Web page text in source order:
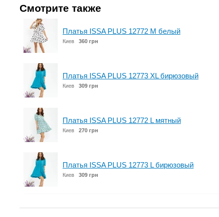
Смотрите также
Платья ISSA PLUS 12772 M белый
Киев 360 грн
Платья ISSA PLUS 12773 XL бирюзовый
Киев 309 грн
Платья ISSA PLUS 12772 L мятный
Киев 270 грн
Платья ISSA PLUS 12773 L бирюзовый
Киев 309 грн